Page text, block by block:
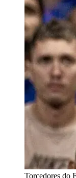
Torcedores do